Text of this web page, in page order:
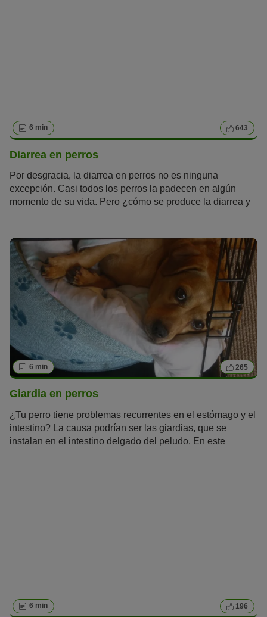
6 min 643
Diarrea en perros
Por desgracia, la diarrea en perros no es ninguna
excepción. Casi todos los perros la padecen en algún
momento de su vida. Pero ¿cómo se produce la diarrea y
6 min 265
Giardia en perros
¿Tu perro tiene problemas recurrentes en el estómago y el
intestino? La causa podrían ser las giardias, que se
instalan en el intestino delgado del peludo. En este
6 min 196